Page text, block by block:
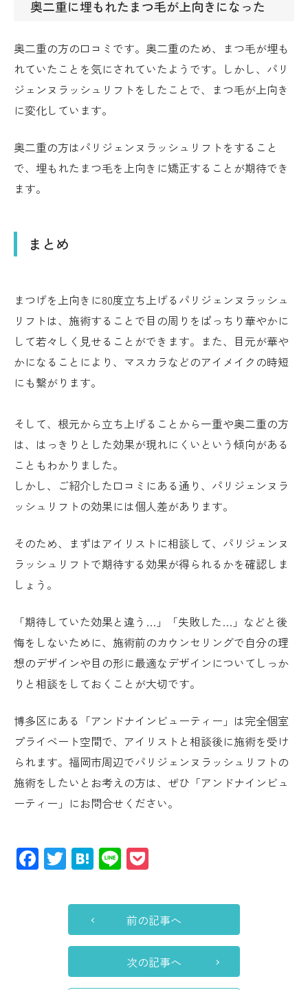
奥二重に埋もれたまつ毛が上向きになった
奥二重の方の口コミです。奥二重のため、まつ毛が埋も
れていたことを気にされていたようです。しかし、パリ
ジェンヌラッシュリフトをしたことで、まつ毛が上向き
に変化しています。
奥二重の方はパリジェンヌラッシュリフトをすること
で、埋もれたまつ毛を上向きに矯正することが期待でき
ます。
まとめ
まつげを上向きに80度立ち上げるパリジェンヌラッシュ
リフトは、施術することで目の周りをぱっちり華やかに
して若々しく見せることができます。また、目元が華や
かになることにより、マスカラなどのアイメイクの時短
にも繋がります。
そして、根元から立ち上げることから一重や奥二重の方
は、はっきりとした効果が現れにくいという傾向がある
こともわかりました。
しかし、ご紹介した口コミにある通り、パリジェンヌラ
ッシュリフトの効果には個人差があります。
そのため、まずはアイリストに相談して、パリジェンヌ
ラッシュリフトで期待する効果が得られるかを確認しま
しょう。
「期待していた効果と違う…」「失敗した…」などと後
悔をしないために、施術前のカウンセリングで自分の理
想のデザインや目の形に最適なデザインについてしっか
りと相談をしておくことが大切です。
博多区にある「アンドナインビューティー」は完全個室
プライベート空間で、アイリストと相談後に施術を受け
られます。福岡市周辺でパリジェンヌラッシュリフトの
施術をしたいとお考えの方は、ぜひ「アンドナインビュ
ーティー」にお問合せください。
Facebook
Twitter
Hatena
Line
前の記事へ
次の記事へ